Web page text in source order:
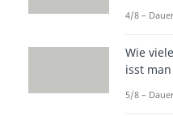
4/8 –
Wie
isst
5/8 –